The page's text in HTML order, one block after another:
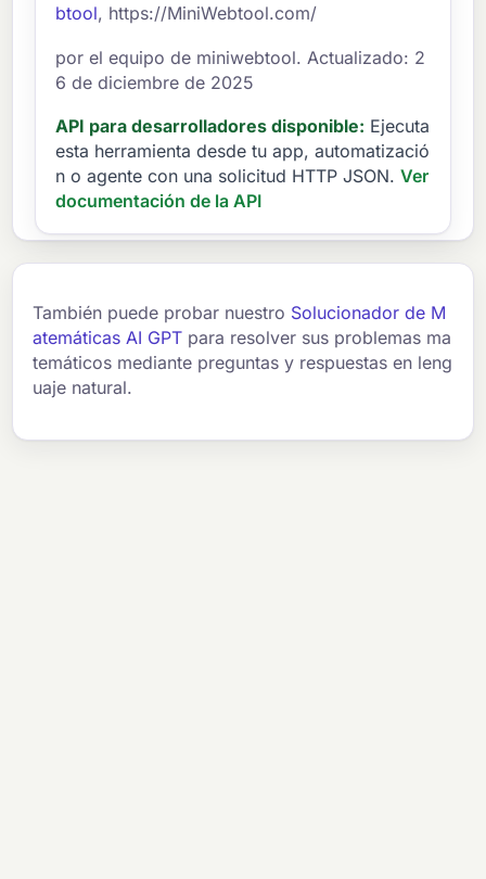
btool, https://MiniWebtool.com/
por el equipo de miniwebtool. Actualizado: 2
6 de diciembre de 2025
API para desarrolladores disponible: Ejecuta
esta herramienta desde tu app, automatizació
n o agente con una solicitud HTTP JSON. Ver
documentación de la API
También puede probar nuestro Solucionador de M
atemáticas AI GPT para resolver sus problemas ma
temáticos mediante preguntas y respuestas en leng
uaje natural.